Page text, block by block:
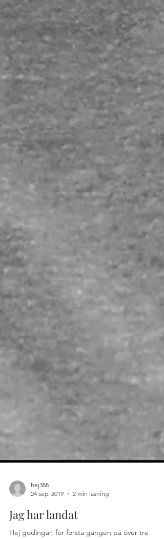
24 sep. 2019
2 min läsning
Jag har landat